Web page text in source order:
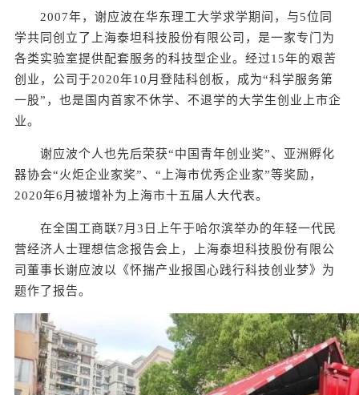
2007年，谢应波在华东理工大学求学期间，与5位同
学共同创立了上海泰坦科技股份有限公司，是一家专门为
各类实验室提供配套服务的科技型企业。经过15年的艰苦
创业，公司于2020年10月登陆科创板，成为“科学服务第
一股”，也是国内首家不休学、不退学的大学生创业上市企
业。
谢应波个人也先后荣获“中国青年创业奖”、亚洲孵化
器协会“火炬企业家奖”、“上海市优秀企业家”等奖励，
2020年6月被增补为上海市十五届人大代表。
在全国工商联7月3日上午于哈尔滨举办的年轻一代民
营经济人士理想信念报告会上，上海泰坦科技股份有限公
司董事长谢应波以《怀揣产业报国心践行科技创业梦》为
题作了报告。